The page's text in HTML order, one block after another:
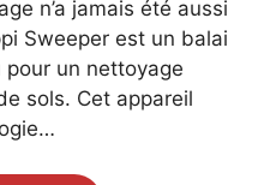
n’a jamais été aussi
Sweeper est un balai
un nettoyage
sols. Cet appareil